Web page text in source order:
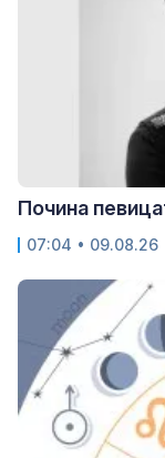
Почина
07:04 • 09.08.26